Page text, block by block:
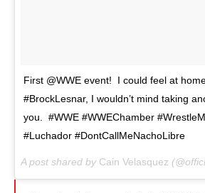
First @WWE event! I could feel at
#BrockLesnar, I wouldn’t mind taking
you. #WWE #WWEChamber
#Luchador #DontCallMeNachoLibre
A post shared by Cain Velasquez